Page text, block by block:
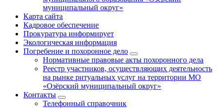
муниципальный округ»
Карта сайта
Кадровое обеспечение
Прокуратура информирует
Экологическая информация
Погребение и похоронное дело
Нормативные правовые акты похоронного дела
Реестр участников, осуществляющих деятельность
на рынке ритуальных услуг на территории МО
«Озёрский муниципальный округ»
Контакты
Телефонный справочник